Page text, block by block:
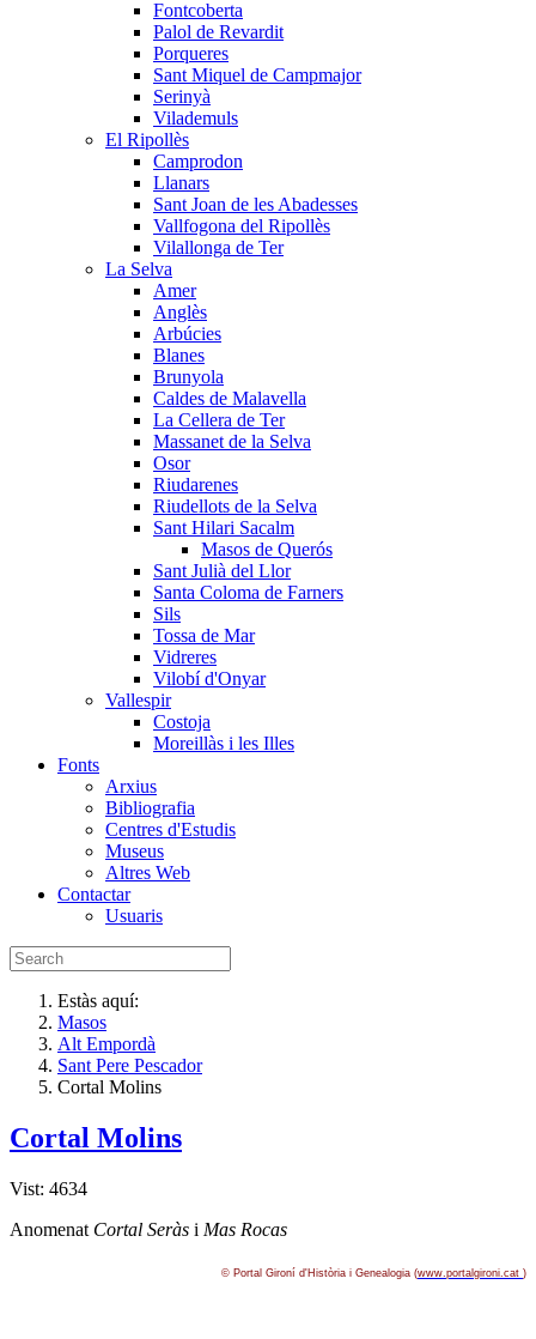
Fontcoberta
Palol de Revardit
Porqueres
Sant Miquel de Campmajor
Serinyà
Vilademuls
El Ripollès
Camprodon
Llanars
Sant Joan de les Abadesses
Vallfogona del Ripollès
Vilallonga de Ter
La Selva
Amer
Anglès
Arbúcies
Blanes
Brunyola
Caldes de Malavella
La Cellera de Ter
Massanet de la Selva
Osor
Riudarenes
Riudellots de la Selva
Sant Hilari Sacalm
Masos de Querós
Sant Julià del Llor
Santa Coloma de Farners
Sils
Tossa de Mar
Vidreres
Vilobí d'Onyar
Vallespir
Costoja
Moreillàs i les Illes
Fonts
Arxius
Bibliografia
Centres d'Estudis
Museus
Altres Web
Contactar
Usuaris
Estàs aquí:
Masos
Alt Empordà
Sant Pere Pescador
Cortal Molins
Cortal Molins
Vist: 4634
Anomenat Cortal Seràs i Mas Rocas
© Portal Gironí­ d'Història i Genealogia (www.portalgironi.cat )